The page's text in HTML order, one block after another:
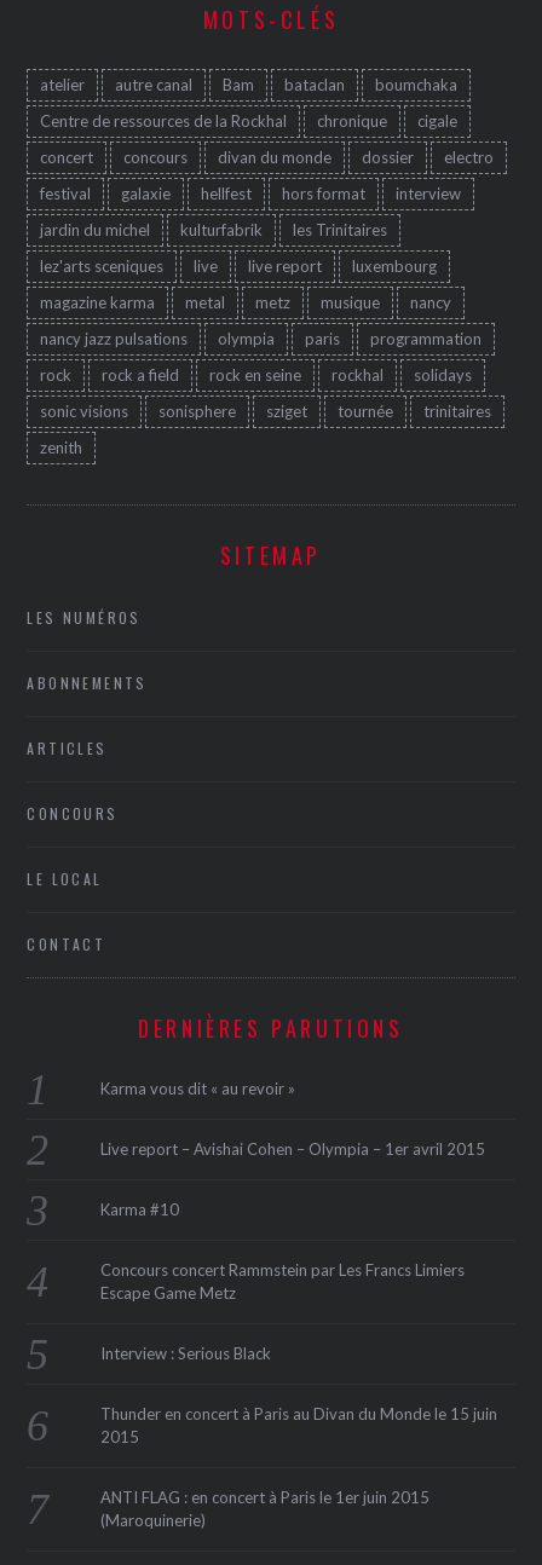
MOTS-CLÉS
atelier autre canal Bam bataclan
boumchaka
Centre de ressources de la Rockhal
chronique
cigale
concert
concours divan du monde dossier
electro
festival
galaxie hellfest hors format
interview
jardin du michel
kulturfabrik
les Trinitaires
lez'arts sceniques
live live report
luxembourg
magazine karma
metal metz musique
nancy
nancy jazz pulsations
olympia paris
programmation
rock
rock a field rock en seine rockhal
solidays
sonic visions
sonisphere sziget tournée
trinitaires
zenith
SITEMAP
LES NUMÉROS
ABONNEMENTS
ARTICLES
CONCOURS
LE LOCAL
CONTACT
DERNIÈRES PARUTIONS
Karma vous dit « au revoir »
Live report – Avishai Cohen – Olympia – 1er avril 2015
Karma #10
Concours concert Rammstein par Les Francs Limiers
Escape Game Metz
Interview : Serious Black
Thunder en concert à Paris au Divan du Monde le 15 juin
2015
ANTI FLAG : en concert à Paris le 1er juin 2015
(Maroquinerie‏)